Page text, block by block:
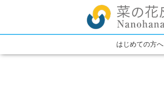
はじめての方へ